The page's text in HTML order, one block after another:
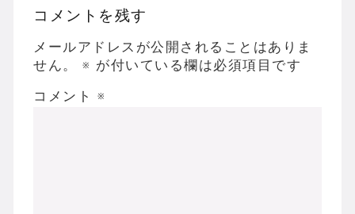
Powered by livedoor 相互RSS
コメントを残す
メールアドレスが公開されることはありま
せん。
※ が付いている欄は必須項目です
コメント ※